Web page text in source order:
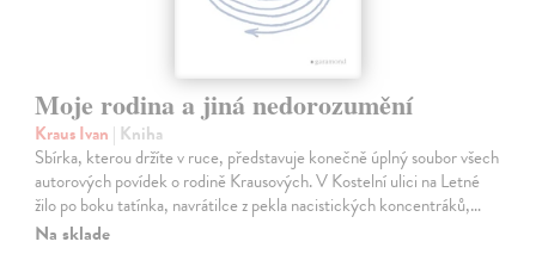
Moje rodina a jiná nedorozumění
Kraus Ivan | Kniha
Sbírka, kterou držíte v ruce, představuje konečně úplný soubor všech
autorových povídek o rodině Krausových. V Kostelní ulici na Letné
žilo po boku tatínka, navrátilce z pekla nacistických koncentráků,…
Na sklade